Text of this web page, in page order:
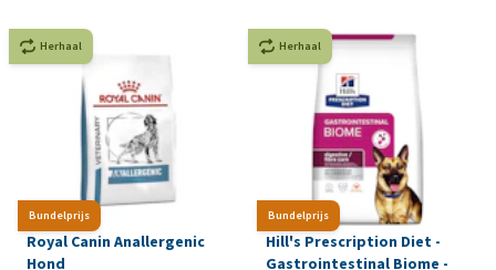
Bundelprijs
Herhaal
Royal Canin Anallergenic
Hond
Bundelprijs
Herhaal
Hill's Prescription Diet -
Gastrointestinal Biome -